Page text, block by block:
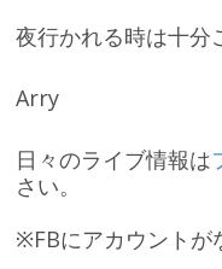
夜行かれる時は十分
Arry
日々のライブ情報は
さい。
※FBにアカウントが